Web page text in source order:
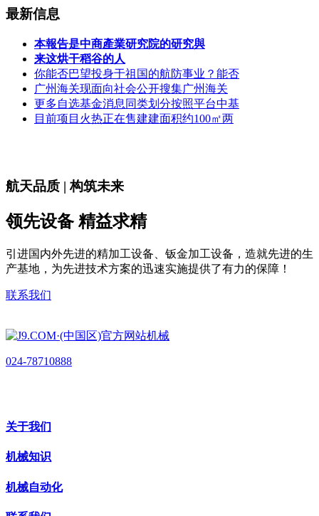
最新信息
本報告是中商產業研究院的研究與
来这烘干稻谷的人
你能否巴望投身于祖国的航防事业？能否
广州海关现面向社会公开搜集广州海关
更多自选基金消息同类划分按照平台中基
目前项目火热正在售建建面积约100㎡两
航天品质 | 构筑未来
领先设备 精益求精
引进国内外先进的精加工设备、钣金加工设备，造就先进的生
产基地，为先进技术方案的迅速实施提供了有力的保障！
联系我们
024-78710888
关于我们
机械知识
机械自动化